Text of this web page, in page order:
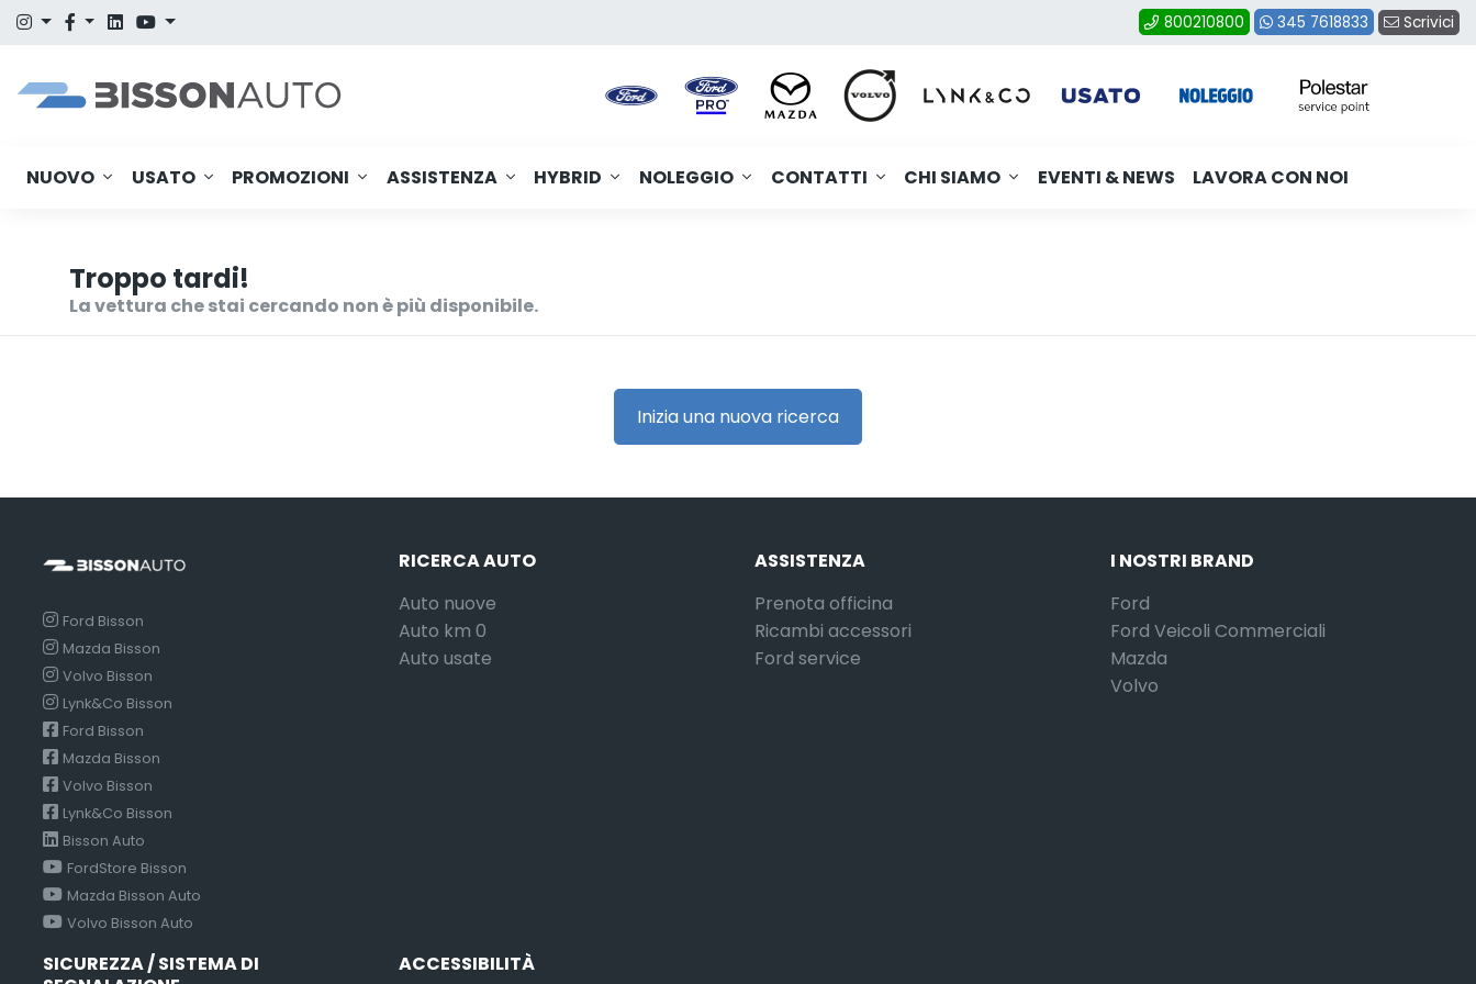
800210800 345 7618833 Scrivici
NUOVO USATO PROMOZIONI ASSISTENZA HYBRID NOLEGGIO CONTATTI CHI SIAMO EVENTI & NEWS LAVORA CON NOI
Troppo tardi!
La vettura che stai cercando non è più disponibile.
Inizia una nuova ricerca
Ford Bisson
Mazda Bisson
Volvo Bisson
Lynk&Co Bisson
Ford Bisson
Mazda Bisson
Volvo Bisson
Lynk&Co Bisson
Bisson Auto
FordStore Bisson
Mazda Bisson Auto
Volvo Bisson Auto
RICERCA AUTO
Auto nuove
Auto km 0
Auto usate
ASSISTENZA
Prenota officina
Ricambi accessori
Ford service
I NOSTRI BRAND
Ford
Ford Veicoli Commerciali
Mazda
Volvo
SICUREZZA / SISTEMA DI
ACCESSIBILITÀ